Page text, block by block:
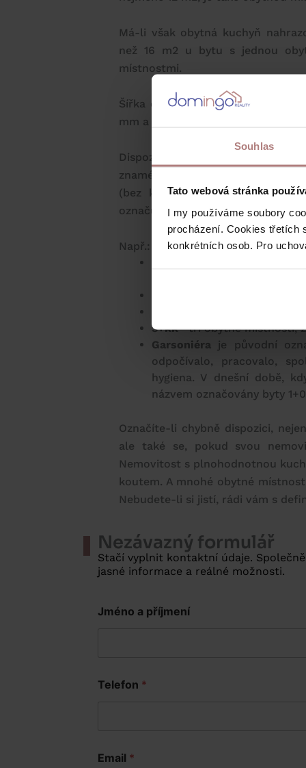
Souhlas
Tato webová stránka
I my používáme soubory
procházení. Cookies třetích
konkrétních osob. Pro
Má-li však obytná kuchyň
než 16 m2 u bytu s jednou
místnostmi.
Šířka obývacího pokoje by
mm a u dvoulůžkového pokoje
Dispoziční řešení bytu se
znaménkem plus jako 1+0, 1+kk,
(bez kuchyně), druhé označuje
označujeme kuchyňský kout,
Např.:
např. elektrickým vařičem
obytná místnost s
dvě obytné místnosti,
3+kktři obytné místnosti, z
Garsoniéra je původní
odpočívalo, pracovalo,
hygiena. V dnešní době,
názvem označovány byty
Označíte-li chybně dispozici,
ale také se, pokud svou
Nemovitost s plnohodnotnou
koutem. A mnohé obytné
Nebudete-li si jistí, rádi vám s
Nezávazný formulář
Stačí vyplnit kontaktní údaje.
jasné informace a reálné možnosti.
Jméno a příjmení
Telefon *
Email *